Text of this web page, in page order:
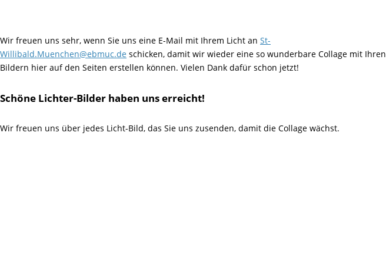
Wir freuen uns sehr, wenn Sie uns eine E-Mail mit Ihrem Licht an St-
Willibald.Muenchen@ebmuc.de schicken, damit wir wieder eine so wunderbare Collage mit Ihren
Bildern hier auf den Seiten erstellen können. Vielen Dank dafür schon jetzt!
Schöne Lichter-Bilder haben unserreicht!
Wir freuen uns über jedes Licht-Bild, das Sie uns zusenden, damit die Collage wächst.